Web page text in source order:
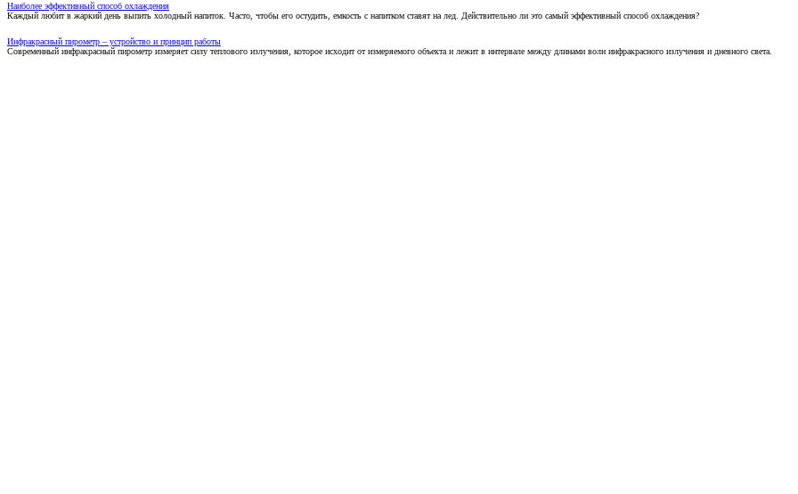
Наиболее эффективный способ охлаждения
Каждый любит в жаркий день выпить холодный напиток. Часто, чтобы его остудить, емкость с напитком ставят на лед. Действительно ли это самый эффективный способ охлаждения?
Инфракрасный пирометр – устройство и принцип работы
Современный инфракрасный пирометр измеряет силу теплового излучения, которое исходит от измеряемого объекта и лежит в интервале между длинами волн инфракрасного излучения и дневного света.